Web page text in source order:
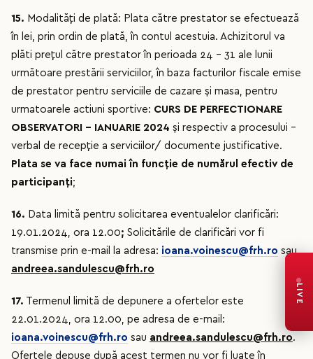
15. Modalități de plată: Plata către prestator se efectuează
în lei, prin ordin de plată, în contul acestuia. Achizitorul va
plăti preţul către prestator în perioada 24 – 31 ale lunii
următoare prestării serviciilor, în baza facturilor fiscale emise
de prestator pentru serviciile de cazare și masa, pentru
urmatoarele actiuni sportive: CURS DE PERFECTIONARE
OBSERVATORI – IANUARIE 2024 şi respectiv a procesului –
verbal de recepţie a serviciilor/ documente justificative.
Plata se va face numai în funcţie de numărul efectiv de
participanţi;
16. Data limită pentru solicitarea eventualelor clarificări:
19.01.2024, ora 12.00; Solicitările de clarificări vor fi
transmise prin e-mail la adresa: ioana.voinescu@frh.ro sau
andreea.sandulescu@frh.ro
17. Termenul limită de depunere a ofertelor este
22.01.2024, ora 12.00, pe adresa de e-mail:
ioana.voinescu@frh.ro sau andreea.sandulescu@frh.ro.
Ofertele depuse după acest termen nu vor fi luate în
LIVE